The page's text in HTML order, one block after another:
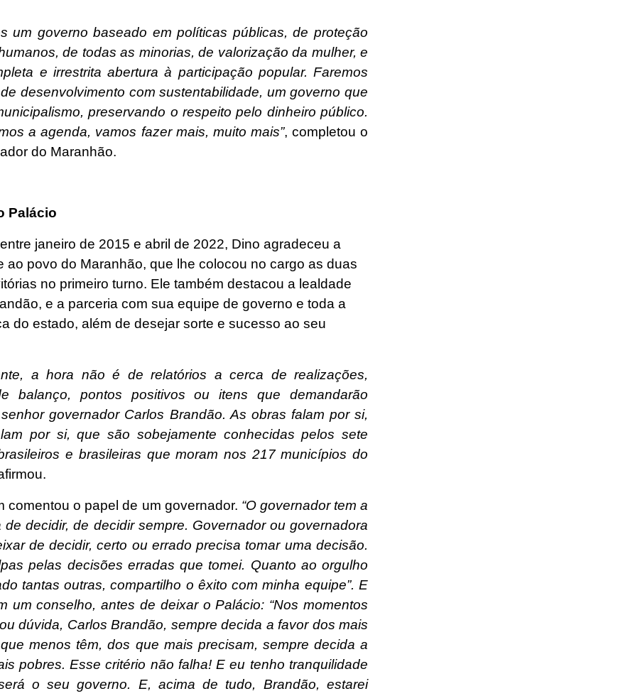
um governo baseado em políticas públicas, de proteção
de todas as minorias, de valorização da mulher, e
e irrestrita abertura à participação popular. Faremos
desenvolvimento com sustentabilidade, um governo que
preservando o respeito pelo dinheiro público.
a agenda, vamos fazer mais, muito mais”, completou o
do Maranhão.
Palácio
janeiro de 2015 e abril de 2022, Dino agradeceu a
ao povo do Maranhão, que lhe colocou no cargo as duas
no primeiro turno. Ele também destacou a lealdade
e a parceria com sua equipe de governo e toda a
do estado, além de desejar sorte e sucesso ao seu
a hora não é de relatórios a cerca de realizações,
balanço, pontos positivos ou itens que demandarão
governador Carlos Brandão. As obras falam por si,
por si, que são sobejamente conhecidas pelos sete
e brasileiras que moram nos 217 municípios do
comentou o papel de um governador. “O governador tem a
de decidir, de decidir sempre. Governador ou governadora
de decidir, certo ou errado precisa tomar uma decisão.
pelas decisões erradas que tomei. Quanto ao orgulho
tantas outras, compartilho o êxito com minha equipe”. E
um conselho, antes de deixar o Palácio: “Nos momentos
dúvida, Carlos Brandão, sempre decida a favor dos mais
menos têm, dos que mais precisam, sempre decida a
pobres. Esse critério não falha! E eu tenho tranquilidade
o seu governo. E, acima de tudo, Brandão, estarei